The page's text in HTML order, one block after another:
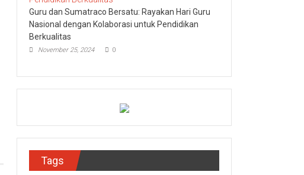
Guru dan Sumatraco Bersatu: Rayakan Hari Guru
Nasional dengan Kolaborasi untuk Pendidikan
Berkualitas
November 25, 2024 0
Tags